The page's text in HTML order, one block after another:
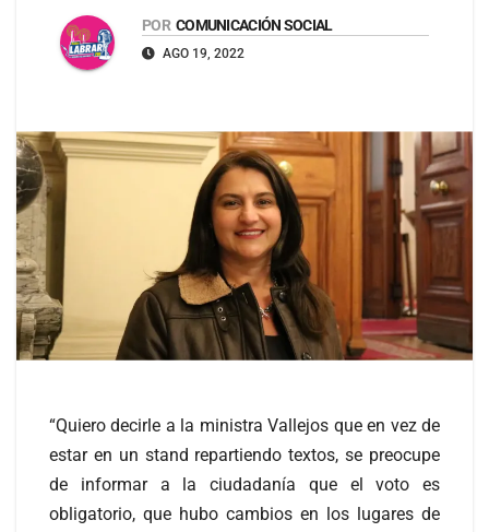
POR COMUNICACIÓN SOCIAL
AGO 19, 2022
“Quiero decirle a la ministra Vallejos que en vez de
estar en un stand repartiendo textos, se preocupe
de informar a la ciudadanía que el voto es
obligatorio, que hubo cambios en los lugares de